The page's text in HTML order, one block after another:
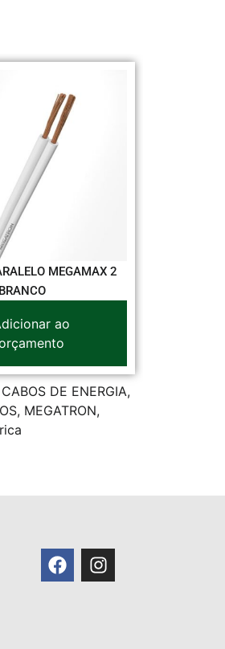
CABO FLEX MEGAMAX 2,50 MM
BRANCO
REF32631
Categoria Uehara Elétrica